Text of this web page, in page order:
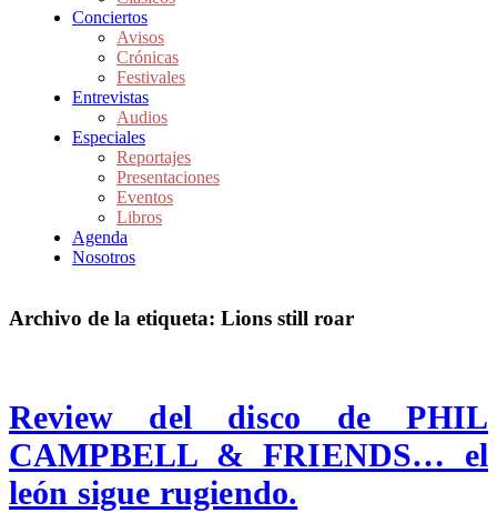
Conciertos
Avisos
Crónicas
Festivales
Entrevistas
Audios
Especiales
Reportajes
Presentaciones
Eventos
Libros
Agenda
Nosotros
Archivo de la etiqueta: Lions still roar
Review del disco de PHIL
CAMPBELL & FRIENDS… el
león sigue rugiendo.